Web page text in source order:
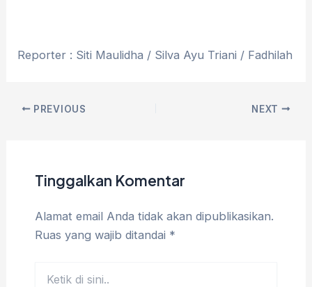
Reporter : Siti Maulidha / Silva Ayu Triani / Fadhilah
PREVIOUS NEXT
Tinggalkan Komentar
Alamat email Anda tidak akan dipublikasikan.
Ruas yang wajib ditandai *